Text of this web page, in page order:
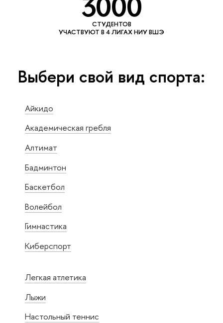
СТУДЕНТОВ
УЧАСТВУЮТ В 4 ЛИГАХ НИУ ВШЭ
Выбери свой вид спорта:
Айкидо
Академическая гребля
Алтимат
Бадминтон
Баскетбол
Волейбол
Гимнастика
Киберспорт
Легкая атлетика
Лыжи
Настольный теннис